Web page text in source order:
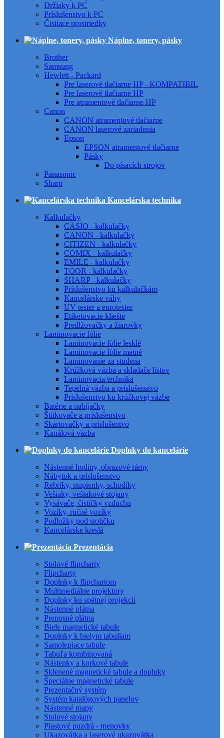
Držiaky k PC
Príslušenstvo k PC
Čistiace prostriedky
Náplne, tonery, pásky
Brother
Samsung
Hewlett - Packard
Pre laserové tlačiarne HP - KOMPATIBIL
Pre laserové tlačiarne HP
Pre atramentové tlačiarne HP
Canon
CANON atramentové tlačiarne
CANON laserové zariadenia
Epson
EPSON atramentové tlačiarne
Pásky
Do písacích strojov
Panasonic
Sharp
Kancelárska technika
Kalkulačky
CASIO - kalkulačky
CANON - kalkulačky
CITIZEN - kalkulačky
COMIX - kalkulačky
EMILE - kalkulačky
TOOR - kalkulačky
SHARP - kalkulačky
Príslušenstvo ku kalkulačkám
Kancelárske váhy
UV tester a eurotester
Etiketovacie kliešte
Predlžovačky a žiarovky
Laminovacie fólie
Laminovacie fólie lesklé
Laminovacie fólie matné
Laminovanie za studena
Krúžková väzba a skladače listov
Laminovacia technika
Tepelná väzba a príslušenstvo
Príslušenstvo ku krúžkovej väzbe
Batérie a nabíjačky
Štítkovače a príslušenstvo
Skartovačky a príslušentvo
Kanálová väzba
Doplnky do kancelárie
Nástenné hodiny, obrazové rámy
Nábytok a príslušenstvo
Rebríky, stupienky, schodíky
Vešiaky, vešiakové stojany
Vysávače, čističky vzduchu
Vozíky, ručné vozíky
Podložky pod stoličku
Kancelárske kreslá
Prezentácia
Stolové flipcharty
Flipcharty
Doplnky k flipchartom
Multimediálne projektory
Doplnky ku spätnej projekcii
Nástenné plátna
Prenosné plátna
Biele magnetické tabule
Doplnky k bielym tabuliam
Samolepiace tabule
Tabuľa kombinovaná
Nástenky a korkové tabule
Sklenené magnetické tabule a doplnky
Špeciálne magnetické tabule
Prezentačný systém
Systém katalógových panelov
Nástenné mapy
Stolové stojany
Plastové puzdrá - menovky
Ukazovátka a laserové ukazovátka